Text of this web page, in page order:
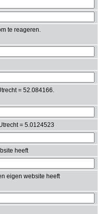
te reageren.
= 52.084166.
= 5.0124523
heeft
eigen website heeft